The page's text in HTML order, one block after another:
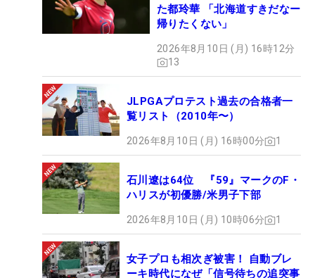
た都玲華 「北海道すきだなー
帰りたくない」
2026年8月10日 (月) 16時12分
13
JLPGAプロテスト過去の合格者一
覧リスト（2010年〜）
2026年8月10日 (月) 16時00分 1
石川遼は64位 『59』マークのF・
ハリスが初優勝/米男子下部
2026年8月10日 (月) 10時06分 1
女子プロも相次ぎ被害！ 自動ブレ
ーキ時代になぜ「信号待ちの追突事